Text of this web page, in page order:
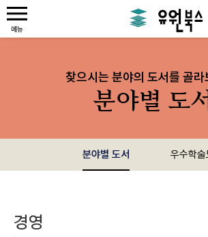
찾으시는 분야의 도서를 골라
분야별 도
분야별 도서 우수학술
경영